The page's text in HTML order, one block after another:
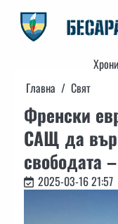
content
Главна
Свят
Френски
САЩ да
свободата
2025-03-16 21:57